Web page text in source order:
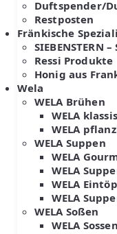
Duftspender/
Restposten
Fränkische
Ressi Produkte
Honig aus
Wela
WELA Brühen
WELA
WELA
WELA Suppen
WELA
WELA
WELA
WELA
WELA Soßen
WELA